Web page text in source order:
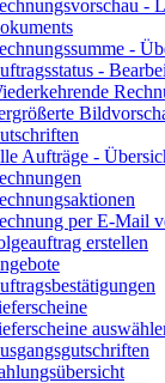
-
-
-
Aufträge -
per E-Mail
erstellen